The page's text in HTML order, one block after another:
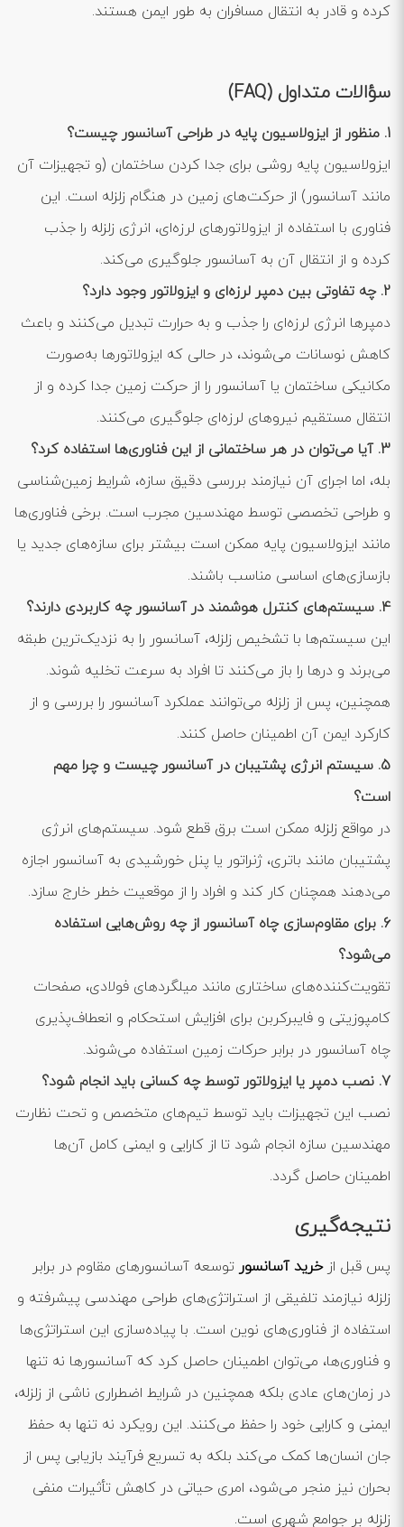
کرده و قادر به انتقال مسافران به طور ایمن هستند.
سؤالات متداول (FAQ)
1. منظور از ایزولاسیون پایه در طراحی آسانسور چیست؟
ایزولاسیون پایه روشی برای جدا کردن ساختمان (و تجهیزات آن
مانند آسانسور) از حرکت‌های زمین در هنگام زلزله است. این
فناوری با استفاده از ایزولاتورهای لرزه‌ای، انرژی زلزله را جذب
کرده و از انتقال آن به آسانسور جلوگیری می‌کند.
2. چه تفاوتی بین دمپر لرزه‌ای و ایزولاتور وجود دارد؟
دمپرها انرژی لرزه‌ای را جذب و به حرارت تبدیل می‌کنند و باعث
کاهش نوسانات می‌شوند، در حالی که ایزولاتورها به‌صورت
مکانیکی ساختمان یا آسانسور را از حرکت زمین جدا کرده و از
انتقال مستقیم نیروهای لرزه‌ای جلوگیری می‌کنند.
3. آیا می‌توان در هر ساختمانی از این فناوری‌ها استفاده کرد؟
بله، اما اجرای آن نیازمند بررسی دقیق سازه، شرایط زمین‌شناسی
و طراحی تخصصی توسط مهندسین مجرب است. برخی فناوری‌ها
مانند ایزولاسیون پایه ممکن است بیشتر برای سازه‌های جدید یا
بازسازی‌های اساسی مناسب باشند.
4. سیستم‌های کنترل هوشمند در آسانسور چه کاربردی دارند؟
این سیستم‌ها با تشخیص زلزله، آسانسور را به نزدیک‌ترین طبقه
می‌برند و درها را باز می‌کنند تا افراد به سرعت تخلیه شوند.
همچنین، پس از زلزله می‌توانند عملکرد آسانسور را بررسی و از
کارکرد ایمن آن اطمینان حاصل کنند.
5. سیستم انرژی پشتیبان در آسانسور چیست و چرا مهم
است؟
در مواقع زلزله ممکن است برق قطع شود. سیستم‌های انرژی
پشتیبان مانند باتری، ژنراتور یا پنل خورشیدی به آسانسور اجازه
می‌دهند همچنان کار کند و افراد را از موقعیت خطر خارج سازد.
6. برای مقاوم‌سازی چاه آسانسور از چه روش‌هایی استفاده
می‌شود؟
تقویت‌کننده‌های ساختاری مانند میلگردهای فولادی، صفحات
کامپوزیتی و فایبرکربن برای افزایش استحکام و انعطاف‌پذیری
چاه آسانسور در برابر حرکات زمین استفاده می‌شوند.
7. نصب دمپر یا ایزولاتور توسط چه کسانی باید انجام شود؟
نصب این تجهیزات باید توسط تیم‌های متخصص و تحت نظارت
مهندسین سازه انجام شود تا از کارایی و ایمنی کامل آن‌ها
اطمینان حاصل گردد.
نتیجه‌گیری
پس قبل ازخرید آسانسور توسعه آسانسورهای مقاوم در برابر
زلزله نیازمند تلفیقی از استراتژی‌های طراحی مهندسی پیشرفته و
استفاده از فناوری‌های نوین است. با پیاده‌سازی این استراتژی‌ها
و فناوری‌ها، می‌توان اطمینان حاصل کرد که آسانسورها نه تنها
در زمان‌های عادی بلکه همچنین در شرایط اضطراری ناشی از زلزله،
ایمنی و کارایی خود را حفظ می‌کنند. این رویکرد نه تنها به حفظ
جان انسان‌ها کمک می‌کند بلکه به تسریع فرآیند بازیابی پس از
بحران نیز منجر می‌شود، امری حیاتی در کاهش تأثیرات منفی
زلزله بر جوامع شهری است.